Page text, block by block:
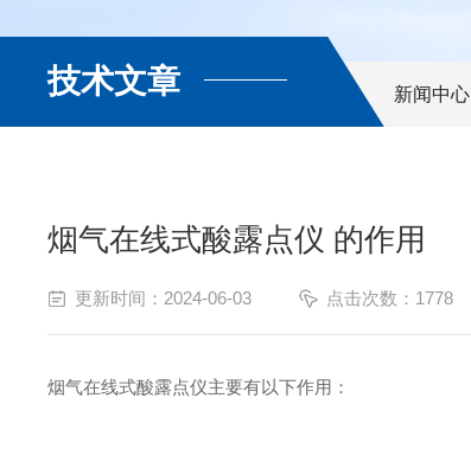
技术文章 新闻中心
烟气在线式酸露点仪 的作用
更新时间：2024-06-03 点击次数：1778
烟气在线式酸露点仪主要有以下作用：